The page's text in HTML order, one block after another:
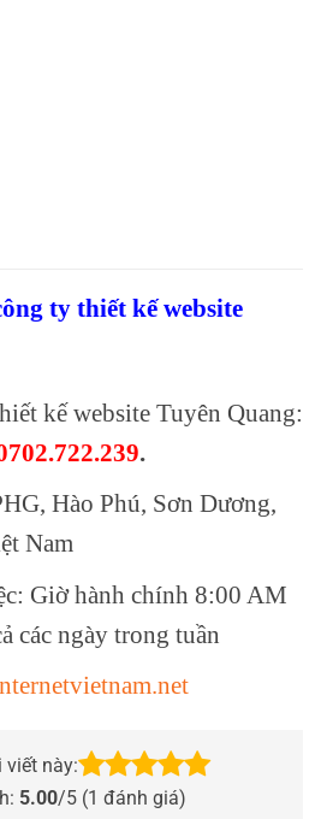
ty thiết kế website
kế website Tuyên Quang:
.
Hào Phú, Sơn Dương,
Nam
Giờ hành chính 8:00 AM
các ngày trong tuần
này:
5.00/5 (1 đánh giá)